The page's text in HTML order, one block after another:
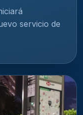
servicio de